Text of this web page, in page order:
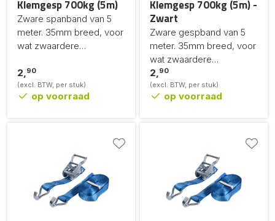
Klemgesp 700kg (5m)
Zware spanband van 5
meter. 35mm breed, voor
wat zwaardere
2,90
(excl. BTW, per stuk)
op voorraad
Klemgesp 700kg (5m) -
Zwart
Zware gespband van 5
meter. 35mm breed, voor
wat zwaardere
materialen.
2,90
(excl. BTW, per stuk)
op voorraad